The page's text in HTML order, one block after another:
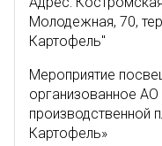
Молодежная, 70,
Картофель"
Мероприятие
организованное
производственной
Картофель»